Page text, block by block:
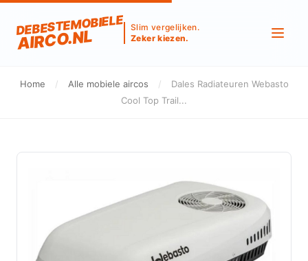
DEBESTEMOBIELE
AIRCO.NL
Slim vergelijken.
Zeker kiezen.
Home / Alle mobiele aircos /
Dales Radiateuren Webasto
Cool Top Trail...